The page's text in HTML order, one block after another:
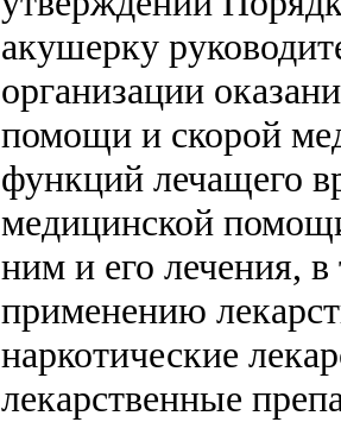
акушерку
организации
помощи и скорой
функций лечащего
медицинской
ним и его лечения,
применению
наркотические
лекарственные